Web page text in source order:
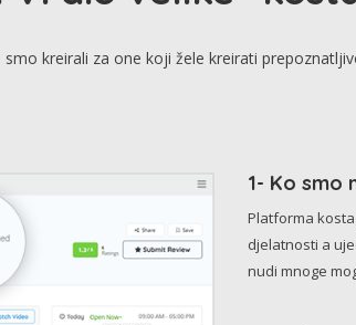
kreirali za one koji žele kreirati
1- Ko smo
Platforma
djelatnosti a
nudi mnoge